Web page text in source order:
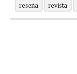
reseña
revista